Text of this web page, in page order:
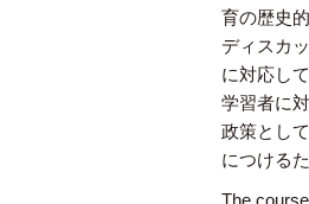
育の歴史
ディスカ
に対応し
学習者に
政策とし
につける
The